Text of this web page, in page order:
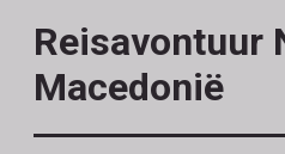
Reisavontuur
Macedonië